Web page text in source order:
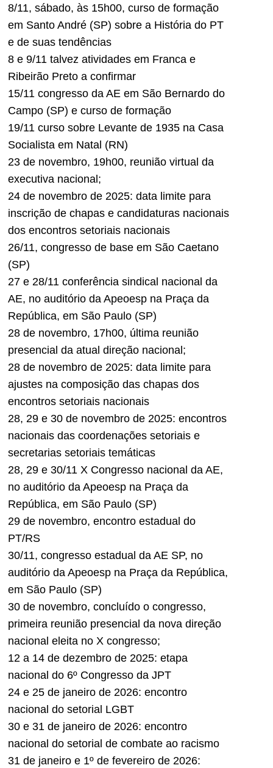
8/11, sábado, às 15h00, curso de formação
em Santo André (SP) sobre a História do PT
e de suas tendências
8 e 9/11 talvez atividades em Franca e
Ribeirão Preto a confirmar
15/11 congresso da AE em São Bernardo do
Campo (SP) e curso de formação
19/11 curso sobre Levante de 1935 na Casa
Socialista em Natal (RN)
23 de novembro, 19h00, reunião virtual da
executiva nacional;
24 de novembro de 2025: data limite para
inscrição de chapas e candidaturas nacionais
dos encontros setoriais nacionais
26/11, congresso de base em São Caetano
(SP)
27 e 28/11 conferência sindical nacional da
AE, no auditório da Apeoesp na Praça da
República, em São Paulo (SP)
28 de novembro, 17h00, última reunião
presencial da atual direção nacional;
28 de novembro de 2025: data limite para
ajustes na composição das chapas dos
encontros setoriais nacionais
28, 29 e 30 de novembro de 2025: encontros
nacionais das coordenações setoriais e
secretarias setoriais temáticas
28, 29 e 30/11 X Congresso nacional da AE,
no auditório da Apeoesp na Praça da
República, em São Paulo (SP)
29 de novembro, encontro estadual do
PT/RS
30/11, congresso estadual da AE SP, no
auditório da Apeoesp na Praça da República,
em São Paulo (SP)
30 de novembro, concluído o congresso,
primeira reunião presencial da nova direção
nacional eleita no X congresso;
12 a 14 de dezembro de 2025: etapa
nacional do 6º Congresso da JPT
24 e 25 de janeiro de 2026: encontro
nacional do setorial LGBT
30 e 31 de janeiro de 2026: encontro
nacional do setorial de combate ao racismo
31 de janeiro e 1º de fevereiro de 2026: